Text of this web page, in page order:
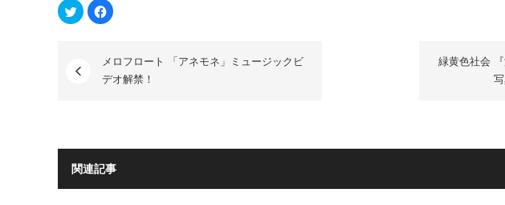
ク
リ
Twitter
で
ン
ド
ウ
開
Facebook
で
る
に
は
ク
だ
さ
い
し
メロフロート 「アネモネ」ミュージックビ
デオ解禁！
緑黄色社会
関連記事